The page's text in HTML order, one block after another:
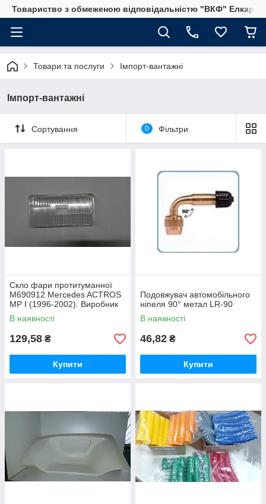
Товариство з обмеженою відповідальністю "ВКФ" Елкар"
Товари та послуги Імпорт-вантажні
Імпорт-вантажні
Сортування 0 Фільтри
Скло фари протитуманної
M690912 Mercedes ACTROS
MP I (1996-2002). Виробник
MARS
В наявності
129,58 ₴
Купити
Подовжувач автомобільного
ніпеля 90° метал LR-90
В наявності
46,82 ₴
Купити